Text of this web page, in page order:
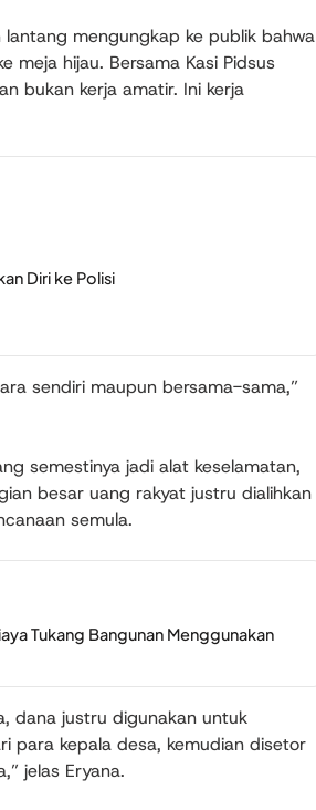
lantang mengungkap ke publik bahwa
meja hijau. Bersama Kasi Pidsus
bukan kerja amatir. Ini kerja
Diri ke Polisi
sendiri maupun bersama-sama,”
semestinya jadi alat keselamatan,
besar uang rakyat justru dialihkan
semula.
Tukang Bangunan Menggunakan
dana justru digunakan untuk
para kepala desa, kemudian disetor
jelas Eryana.